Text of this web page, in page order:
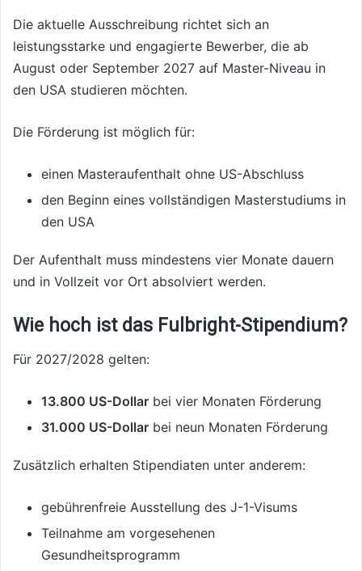
Die aktuelle Ausschreibung richtet sich an
leistungsstarke und engagierte Bewerber, die ab
August oder September 2027 auf Master-Niveau in
den USA studieren möchten.
Die Förderung ist möglich für:
einen Masteraufenthalt ohne US-Abschluss
den Beginn eines vollständigen Masterstudiums in
den USA
Der Aufenthalt muss mindestens vier Monate dauern
und in Vollzeit vor Ort absolviert werden.
Wie hoch ist das Fulbright-Stipendium?
Für 2027/2028 gelten:
13.800 US-Dollar bei vier Monaten Förderung
31.000 US-Dollar bei neun Monaten Förderung
Zusätzlich erhalten Stipendiaten unter anderem:
gebührenfreie Ausstellung des J-1-Visums
Teilnahme am vorgesehenen
Gesundheitsprogramm